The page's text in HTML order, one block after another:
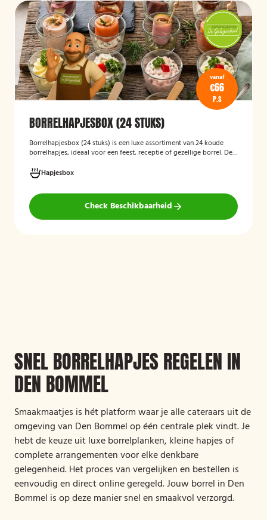
vanaf
€66
P.S
BORRELHAPJESBOX (24 STUKS)
Borrelhapjesbox (24 stuks) is een luxe assortiment van 24 koude
borrelhapjes, ideaal voor een feest, receptie of gezellige borrel. De
zalmrolletjes, brie met notenmelange en vitello tonato, verzorgd
gepresenteerd en direct klaar om te serveren.
Hapjesbox
Check Beschikbaarheid
SNEL BORRELHAPJES REGELEN IN
DEN BOMMEL
Smaakmaatjes is hét platform waar je alle cateraars uit de
omgeving van Den Bommel op één centrale plek vindt. Je
hebt de keuze uit luxe borrelplanken, kleine hapjes of
complete arrangementen voor elke denkbare
gelegenheid. Het proces van vergelijken en bestellen is
eenvoudig en direct online geregeld. Jouw borrel in Den
Bommel is op deze manier snel en smaakvol verzorgd.